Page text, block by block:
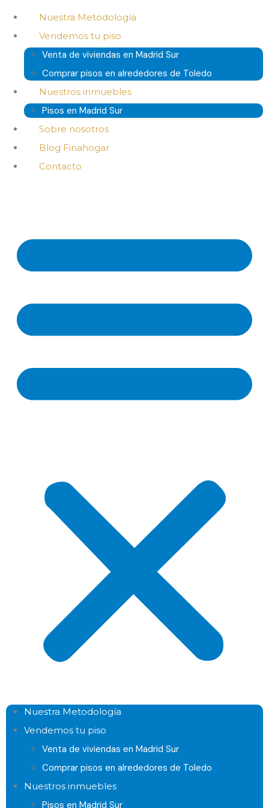
Nuestra Metodología
Vendemos tu piso
Venta de viviendas en Madrid Sur
Comprar pisos en alrededores de Toledo
Nuestros inmuebles
Pisos en Madrid Sur
Sobre nosotros
Blog Finahogar
Contacto
Nuestra Metodología
Vendemos tu piso
Venta de viviendas en Madrid Sur
Comprar pisos en alrededores de Toledo
Nuestros inmuebles
Pisos en Madrid Sur